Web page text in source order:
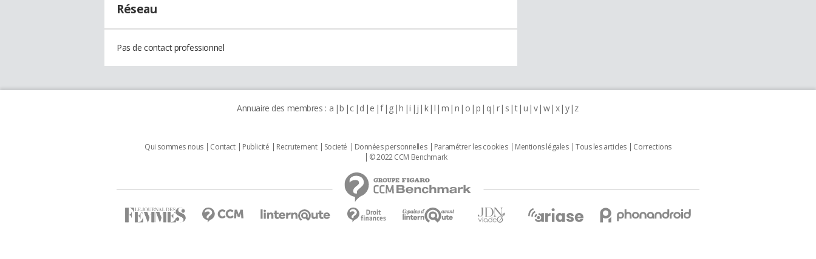
Réseau
Pas de contact professionnel
Annuaire des membres : a b c d e f g h i j k l m n o p q r s t u v w x y z
Qui sommes nous Contact Publicité Recrutement Societé Données personnelles Paramétrer les cookies Mentions légales Tous les articles
Corrections
© 2022 CCM Benchmark